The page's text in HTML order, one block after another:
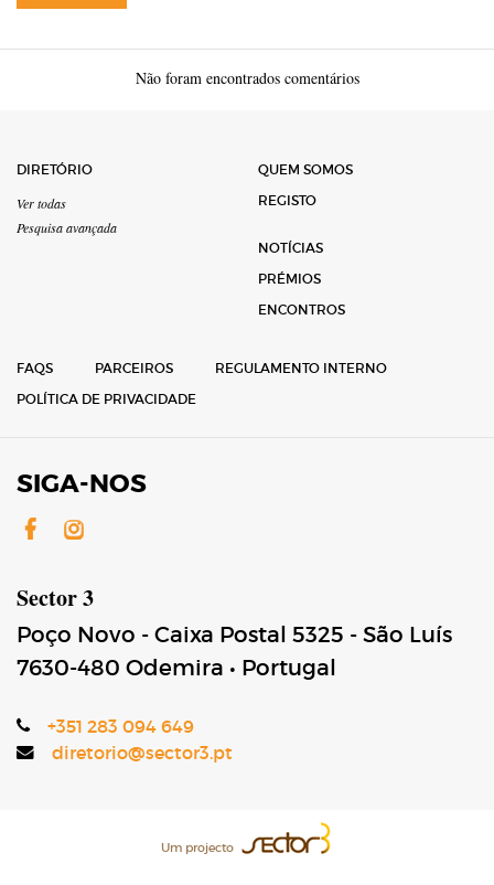
Não foram encontrados comentários
DIRETÓRIO
Ver todas
Pesquisa avançada
QUEM SOMOS
REGISTO
NOTÍCIAS
PRÉMIOS
ENCONTROS
FAQS PARCEIROS
REGULAMENTO INTERNO
POLÍTICA DE PRIVACIDADE
SIGA-NOS
Facebook
Instagram
Sector 3
Poço Novo - Caixa Postal 5325 - São Luís
7630-480 Odemira • Portugal
+351 283 094 649
diretorio@sector3.pt
Um projecto